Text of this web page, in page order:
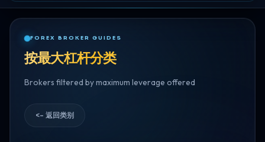
FOREX BROKER GUIDES
按最大杠杆分类
Brokers filtered by maximum leverage offered
<- 返回类别